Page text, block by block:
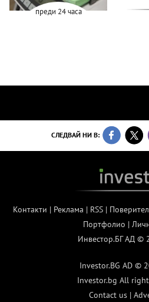
преди 24 часа
СЛЕДВАЙ НИ В:
Контакти | Реклама | RSS|
Портфолио |
Инвестор.БГ АД ©
Investor.BG AD ©
Investor.bg All
Contact us |